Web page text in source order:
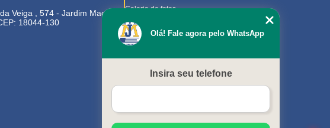
Veiga , 574 - Jardim Magnolia
18044-130
Galeria de fotos
Contato
Trabalhe Conosco
Downloads
Olá! Fale agora pelo WhatsApp
Insira seu telefone